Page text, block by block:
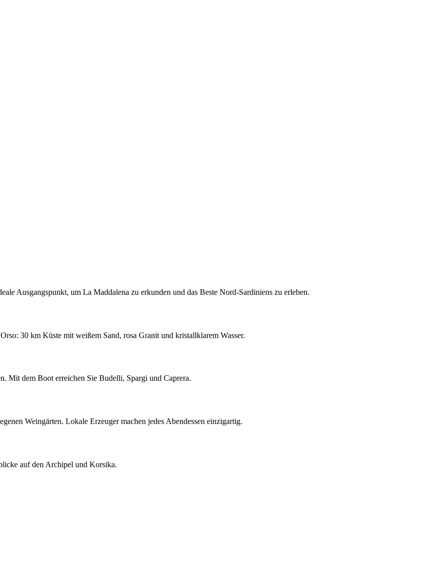
Ausgangspunkt, um La Maddalena zu erkunden und das Beste Nord-Sardiniens zu erleben.
30 km Küste mit weißem Sand, rosa Granit und kristallklarem Wasser.
Mit dem Boot erreichen Sie Budelli, Spargi und Caprera.
Weingärten. Lokale Erzeuger machen jedes Abendessen einzigartig.
auf den Archipel und Korsika.